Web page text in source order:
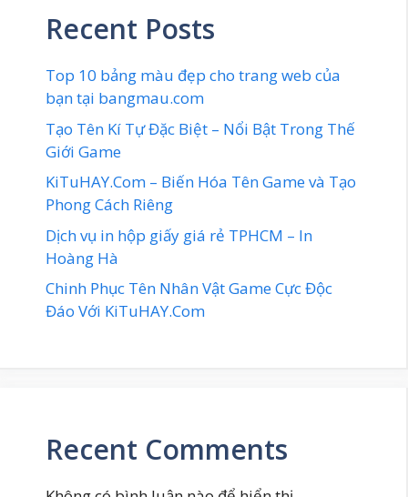
Recent Posts
Top 10 bảng màu đẹp cho trang web của
bạn tại bangmau.com
Tạo Tên Kí Tự Đặc Biệt – Nổi Bật Trong Thế
Giới Game
KiTuHAY.Com – Biến Hóa Tên Game và Tạo
Phong Cách Riêng
Dịch vụ in hộp giấy giá rẻ TPHCM – In
Hoàng Hà
Chinh Phục Tên Nhân Vật Game Cực Độc
Đáo Với KiTuHAY.Com
Recent Comments